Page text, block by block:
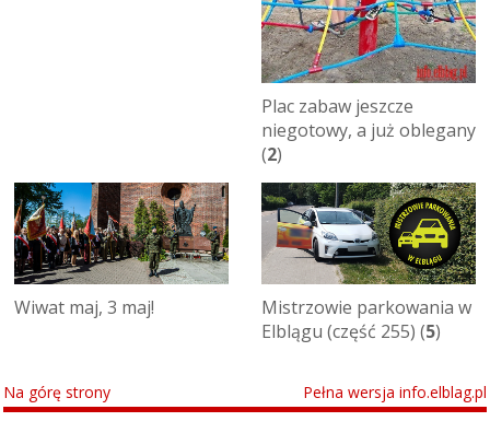
Plac zabaw jeszcze
niegotowy, a już oblegany
(2)
Wiwat maj, 3 maj!
Mistrzowie parkowania w
Elblągu (część 255) (5)
Na górę strony Pełna wersja info.elblag.pl